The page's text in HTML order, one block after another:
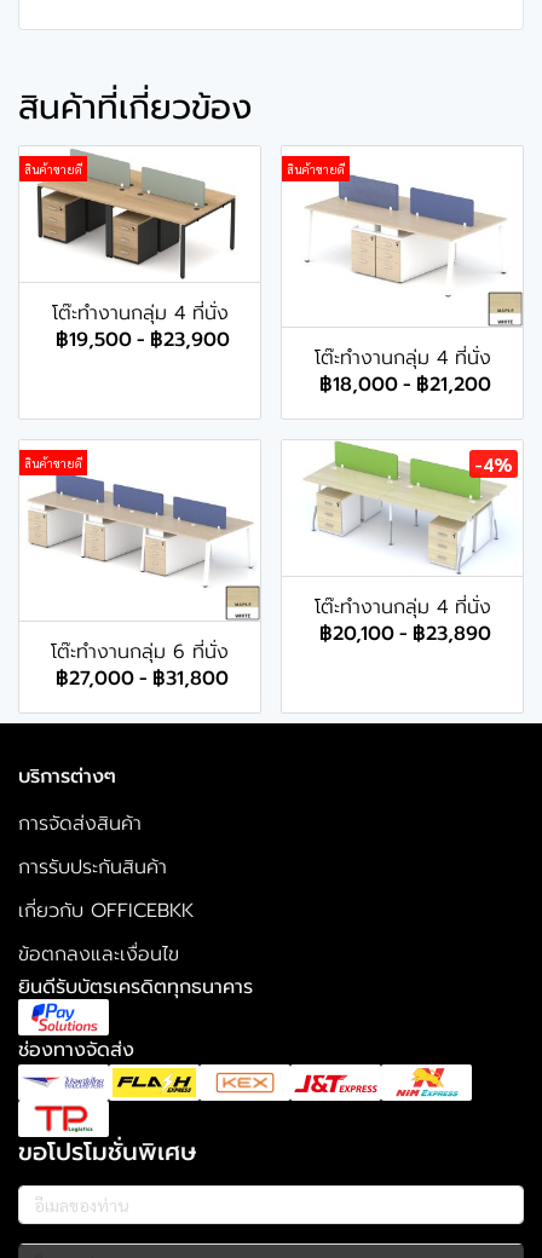
สินค้าที่เกี่ยวข้อง
สินค้าขายดี
โต๊ะทำงานกลุ่ม 4 ที่นั่ง
฿19,500- ฿23,900
สินค้าขายดี
โต๊ะทำงานกลุ่ม 4 ที่นั่ง
฿18,000- ฿21,200
สินค้าขายดี
โต๊ะทำงานกลุ่ม 6 ที่นั่ง
฿27,000- ฿31,800
-4%
โต๊ะทำงานกลุ่ม 4 ที่นั่ง
฿20,100- ฿23,890
บริการต่างๆ
การจัดส่งสินค้า
การรับประกันสินค้า
เกี่ยวกับ OFFICEBKK
ข้อตกลงและเงื่อนไข
ยินดีรับบัตรเครดิตทุกธนาคาร
ช่องทางจัดส่ง
ขอโปรโมชั่นพิเศษ